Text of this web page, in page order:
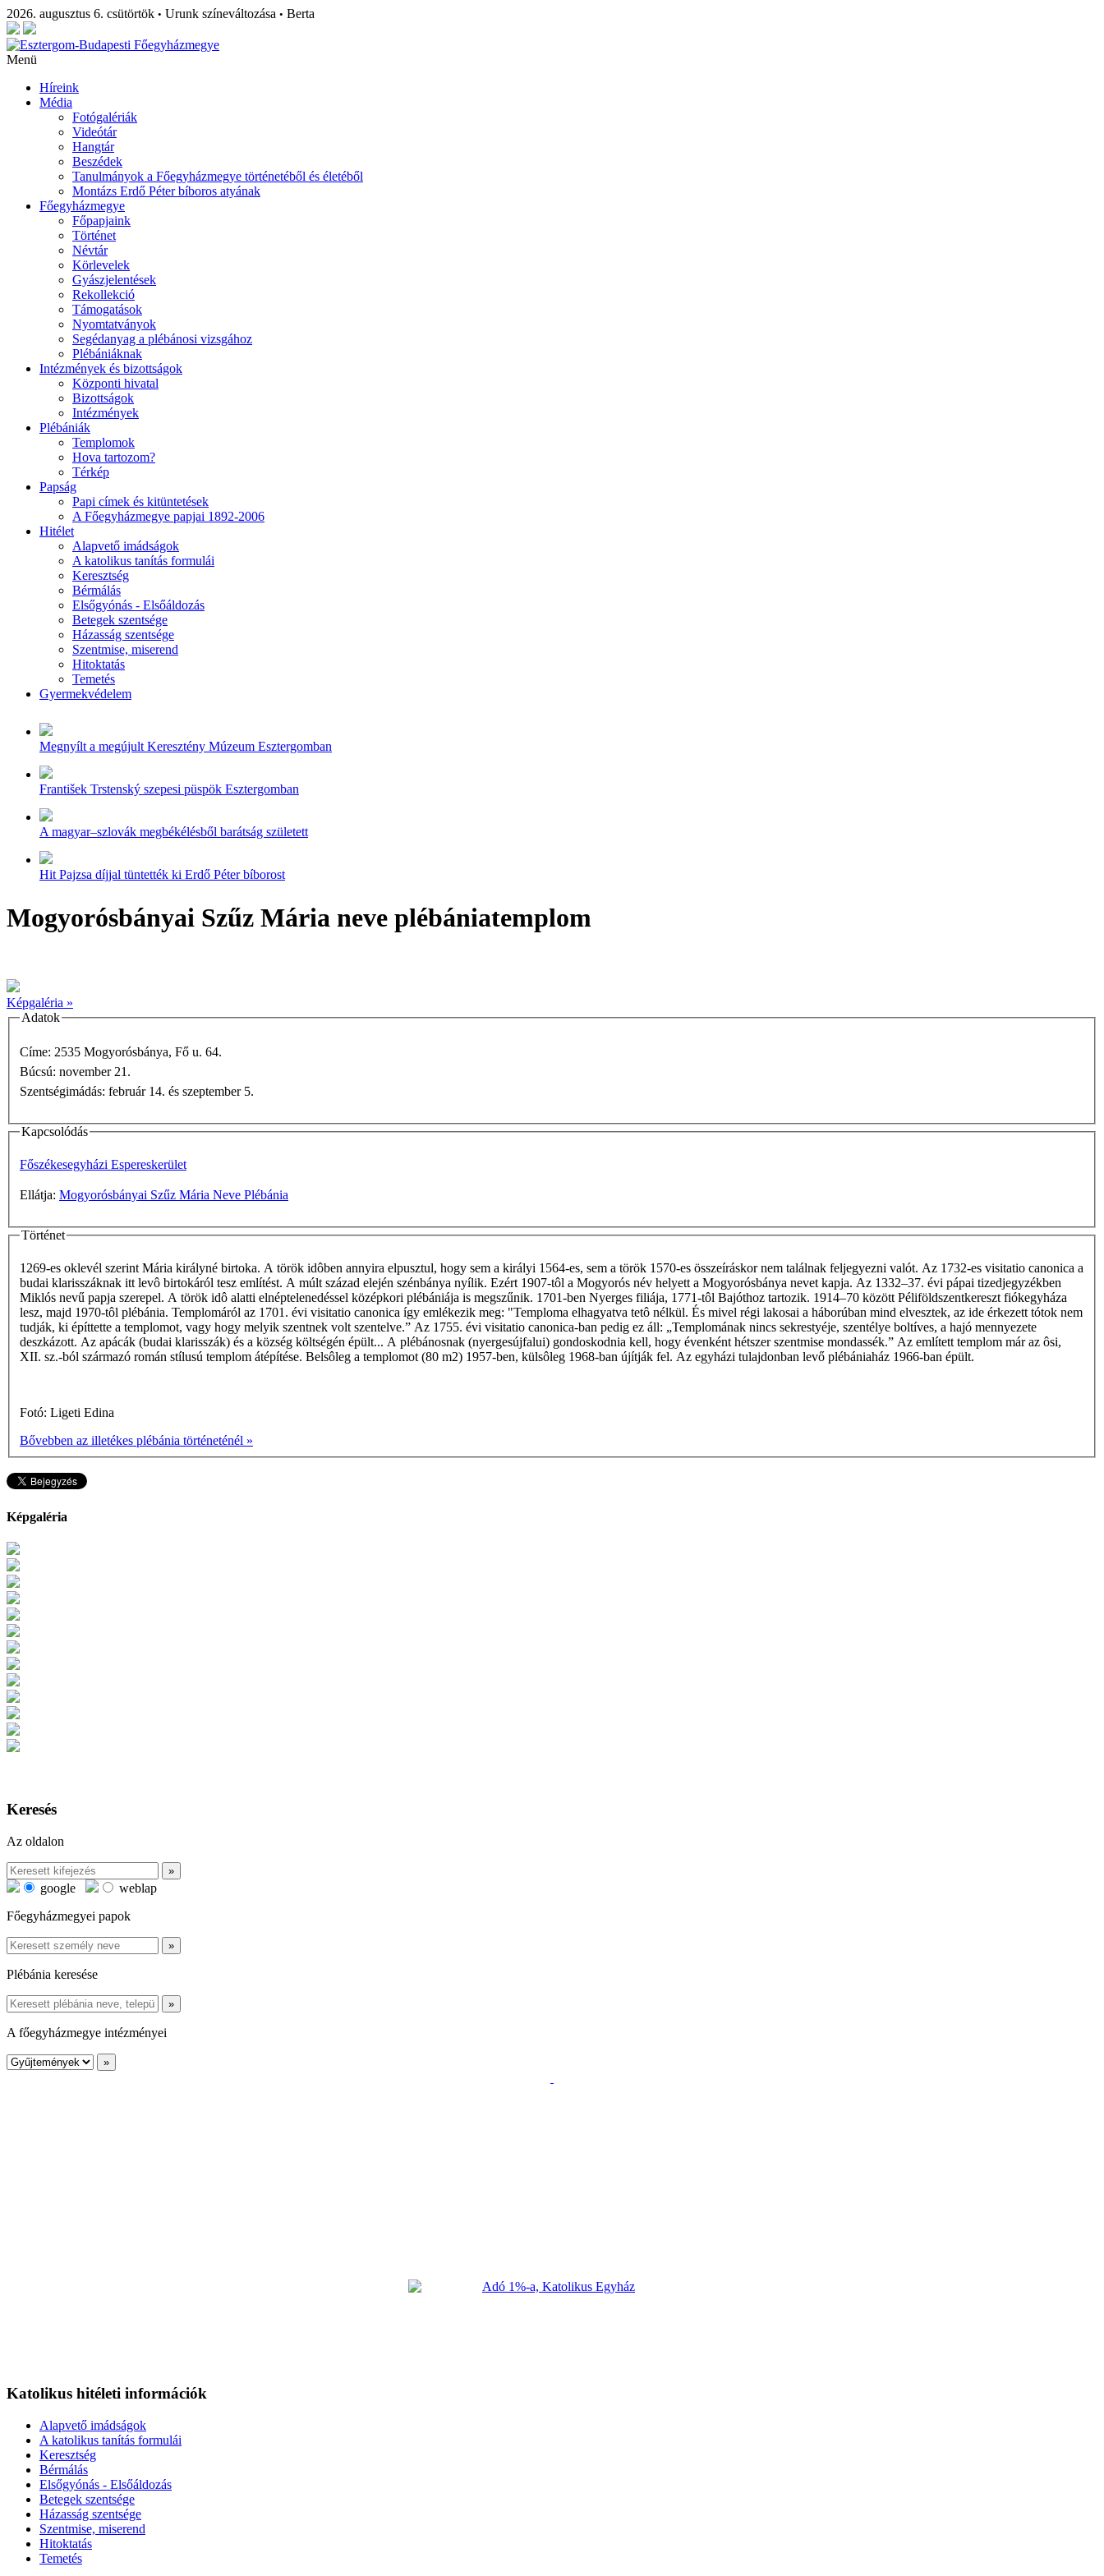
2026. augusztus 6. csütörtök • Urunk színeváltozása • Berta
Menü
Híreink
Média
Fotógalériák
Videótár
Hangtár
Beszédek
Tanulmányok a Főegyházmegye történetéből és életéből
Montázs Erdő Péter bíboros atyának
Főegyházmegye
Főpapjaink
Történet
Névtár
Körlevelek
Gyászjelentések
Rekollekció
Támogatások
Nyomtatványok
Segédanyag a plébánosi vizsgához
Plébániáknak
Intézmények és bizottságok
Központi hivatal
Bizottságok
Intézmények
Plébániák
Templomok
Hova tartozom?
Térkép
Papság
Papi címek és kitüntetések
A Főegyházmegye papjai 1892-2006
Hitélet
Alapvető imádságok
A katolikus tanítás formulái
Keresztség
Bérmálás
Elsőgyónás - Elsőáldozás
Betegek szentsége
Házasság szentsége
Szentmise, miserend
Hitoktatás
Temetés
Gyermekvédelem
Megnyílt a megújult Keresztény Múzeum Esztergomban
František Trstenský szepesi püspök Esztergomban
A magyar–szlovák megbékélésből barátság született
Hit Pajzsa díjjal tüntették ki Erdő Péter bíborost
Mogyorósbányai Szűz Mária neve plébániatemplom
Képgaléria »
Adatok
Címe: 2535 Mogyorósbánya, Fő u. 64.
Búcsú: november 21.
Szentségimádás: február 14. és szeptember 5.
Kapcsolódás
Főszékesegyházi Espereskerület
Ellátja: Mogyorósbányai Szűz Mária Neve Plébánia
Történet
1269-es oklevél szerint Mária királyné birtoka. A török idôben annyira elpusztul, hogy sem a királyi 1564-es, sem a török 1570-es összeíráskor nem találnak feljegyezni valót. Az 1732-es visitatio canonica a
budai klarisszáknak itt levô birtokáról tesz említést. A múlt század elején szénbánya nyílik. Ezért 1907-tôl a Mogyorós név helyett a Mogyorósbánya nevet kapja. Az 1332–37. évi pápai tizedjegyzékben
Miklós nevű papja szerepel. A török idô alatti elnéptelenedéssel középkori plébániája is megszűnik. 1701-ben Nyerges filiája, 1771-tôl Bajóthoz tartozik. 1914–70 között Péliföldszentkereszt fiókegyháza
lesz, majd 1970-tôl plébánia. Templomáról az 1701. évi visitatio canonica így emlékezik meg: "Temploma elhagyatva tetô nélkül. És mivel régi lakosai a háborúban mind elvesztek, az ide érkezett tótok nem
tudják, ki építtette a templomot, vagy hogy melyik szentnek volt szentelve.” Az 1755. évi visitatio canonica-ban pedig ez áll: „Templomának nincs sekrestyéje, szentélye boltíves, a hajó mennyezete
deszkázott. Az apácák (budai klarisszák) és a község költségén épült... A plébánosnak (nyergesújfalui) gondoskodnia kell, hogy évenként hétszer szentmise mondassék.” Az említett templom már az ôsi,
XII. sz.-ból származó román stílusú templom átépítése. Belsôleg a templomot (80 m2) 1957-ben, külsôleg 1968-ban újítják fel. Az egyházi tulajdonban levő plébániaház 1966-ban épült.
Fotó: Ligeti Edina
Bővebben az illetékes plébánia történeténél »
Képgaléria
Keresés
Az oldalon
google
weblap
Főegyházmegyei papok
Plébánia keresése
A főegyházmegye intézményei
Katolikus hitéleti információk
Alapvető imádságok
A katolikus tanítás formulái
Keresztség
Bérmálás
Elsőgyónás - Elsőáldozás
Betegek szentsége
Házasság szentsége
Szentmise, miserend
Hitoktatás
Temetés